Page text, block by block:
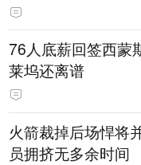
76人底薪回签西蒙
莱坞还离谱
火箭裁掉后场悍将
员拥挤无多余时间